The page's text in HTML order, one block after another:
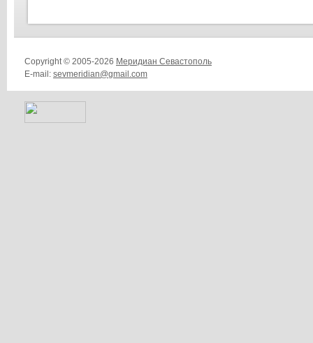
Copyright © 2005-2026 Меридиан Севастополь
E-mail: sevmeridian@gmail.com